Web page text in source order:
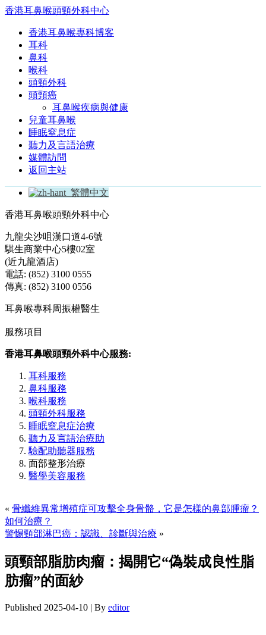
香港耳鼻喉頭頸外科中心
香港耳鼻喉專科博客
耳科
鼻科
喉科
頭頸外科
頭頸癌
耳鼻喉疾病與健康
兒童耳鼻喉
睡眠窒息症
聽力及言語治療
媒體訪問
返回主站
繁體中文
香港耳鼻喉頭頸外科中心
九龍尖沙咀漢口道4-6號
騏生商業中心5樓02室
(近九龍酒店)
電話: (852) 3100 0555
傳真: (852) 3100 0556
耳鼻喉專科周振權醫生
服務項目
香港耳鼻喉頭頸外科中心服務:
耳科服務
鼻科服務
喉科服務
頭頸外科服務
睡眠窒息症治療
聽力及言語治療助
驗配助聽器服務
面部整形治療
醫學美容服務
« 骨纖維異常增殖症可攻擊全身骨骼，它是怎樣的鼻部腫瘤？
如何治療？
警惕頸部淋巴癌：認識、診斷與治療 »
頭頸部脂肪肉瘤：揭開它“偽裝成良性脂
肪瘤”的面紗
Published 2025-04-10 | By editor